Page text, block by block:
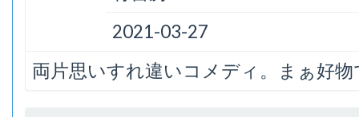
2021-03-27
両片思いすれ違いコメディ。まぁ好物